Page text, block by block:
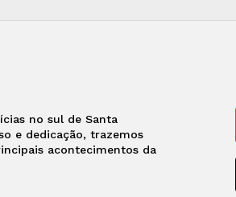
no sul de Santa
e dedicação, trazemos
acontecimentos da